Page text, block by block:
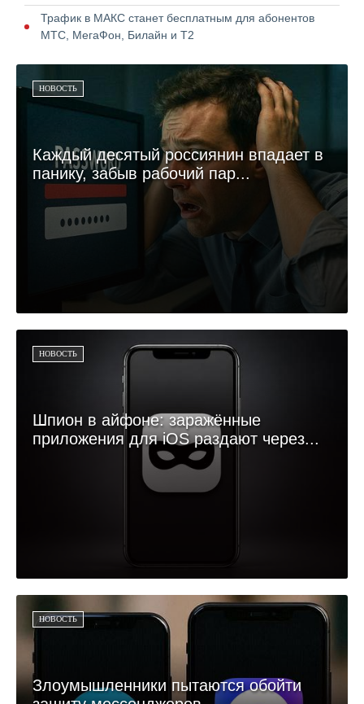
Трафик в МАКС станет бесплатным для абонентов
МТС, МегаФон, Билайн и Т2
НОВОСТЬ
Каждый десятый россиянин впадает в
панику, забыв рабочий пар...
НОВОСТЬ
Шпион в айфоне: заражённые
приложения для iOS раздают через...
НОВОСТЬ
Злоумышленники пытаются обойти